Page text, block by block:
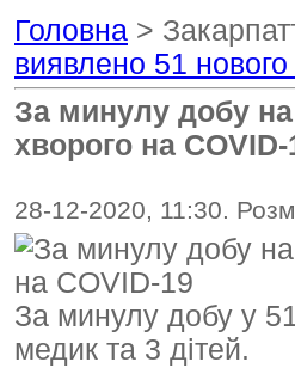
Головна >
виявлено 51
За минулу добу
хворого на COVID-
28-12-2020, 11:30.
За минулу добу у
медик та 3 дітей.